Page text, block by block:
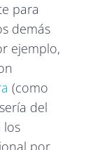
para
demás
ejemplo,
(como
del
los